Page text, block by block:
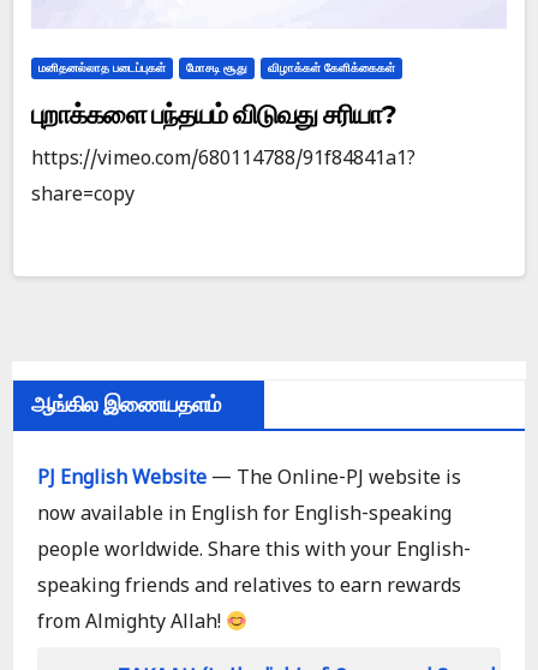
மனிதனல்லாத படைப்புகள் மோசடி சூது விழாக்கள் கேளிக்கைகள்
புறாக்களை பந்தயம் விடுவது சரியா?
https://vimeo.com/680114788/91f84841a1?
share=copy
ஆங்கில இணையதளம்
PJ English Website — The Online-PJ website is
now available in English for English-speaking
people worldwide. Share this with your English-
speaking friends and relatives to earn rewards
from Almighty Allah!